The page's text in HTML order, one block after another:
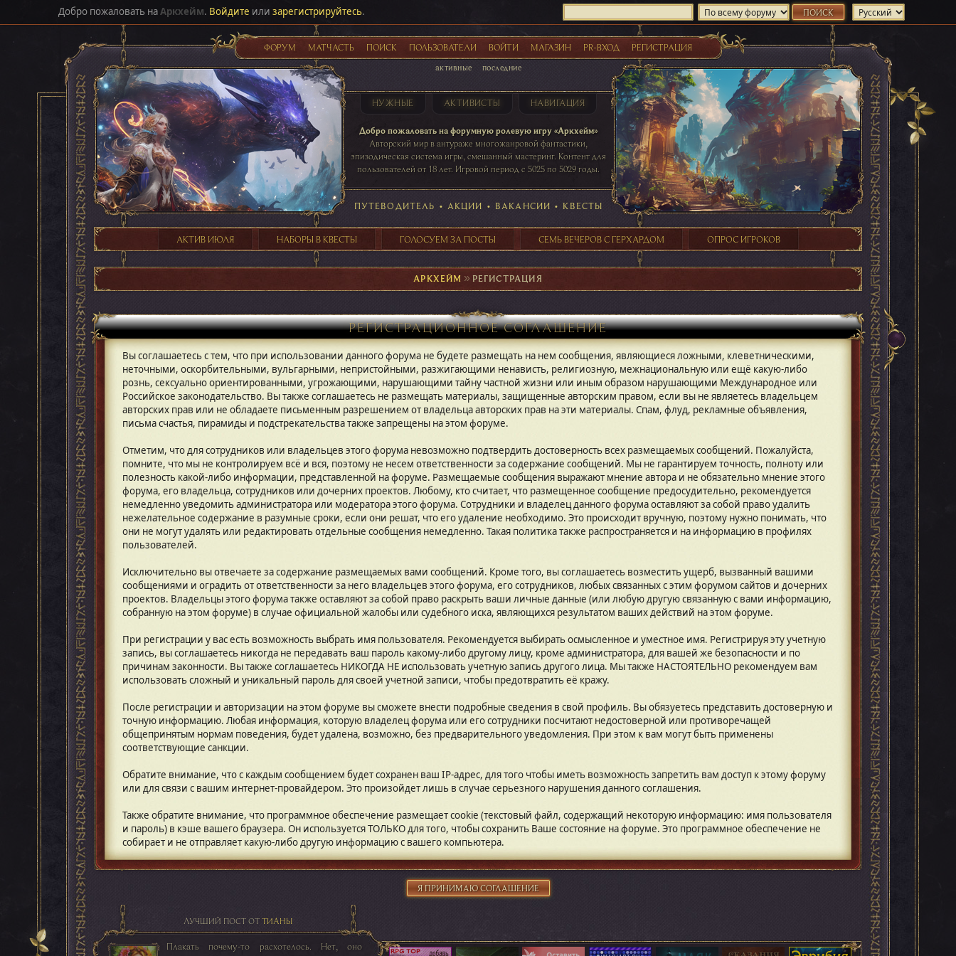
Добро пожаловать наАркхейм. Войдите или зарегистрируйтесь.
ФОРУМ МАТЧАСТЬ ПОИСК ПОЛЬЗОВАТЕЛИ ВОЙТИ МАГАЗИН PR-ВХОД РЕГИСТРАЦИЯ
активные последние
НУЖНЫЕ АКТИВИСТЫ НАВИГАЦИЯ
Добро пожаловать на форумную ролевую игру «Аркхейм»
Авторский мир в антураже многожанровой фантастики,
эпизодическая система игры, смешанный мастеринг. Контент для
пользователей от 18 лет. Игровой период с 5025 по 5029 годы.
таблице игровой активности
41 ПОСТОВ 31 ПОСТОВ 29 ПОСТОВ 24 ПОСТОВ
ПУТЕВОДИТЕЛЬ • АКЦИИ • ВАКАНСИИ • КВЕСТЫ
АКТИВ ИЮЛЯ НАБОРЫ В КВЕСТЫ ГОЛОСУЕМ ЗА ПОСТЫ СЕМЬ ВЕЧЕРОВ С ГЕРХАРДОМ ОПРОС ИГРОКОВ
АРКХЕЙМ ►РЕГИСТРАЦИЯ
РЕГИСТРАЦИОННОЕ СОГЛАШЕНИЕ
Вы соглашаетесь с тем, что при использовании данного форума не будете размещать на нем сообщения, являющиеся ложными, клеветническими,
неточными, оскорбительными, вульгарными, непристойными, разжигающими ненависть, религиозную, межнациональную или ещё какую-либо
рознь, сексуально ориентированными, угрожающими, нарушающими тайну частной жизни или иным образом нарушающими Международное или
Российское законодательство. Вы также соглашаетесь не размещать материалы, защищенные авторским правом, если вы не являетесь владельцем
авторских прав или не обладаете письменным разрешением от владельца авторских прав на эти материалы. Спам, флуд, рекламные объявления,
письма счастья, пирамиды и подстрекательства также запрещены на этом форуме.
Отметим, что для сотрудников или владельцев этого форума невозможно подтвердить достоверность всех размещаемых сообщений. Пожалуйста,
помните, что мы не контролируем всё и вся, поэтому не несем ответственности за содержание сообщений. Мы не гарантируем точность, полноту или
полезность какой-либо информации, представленной на форуме. Размещаемые сообщения выражают мнение автора и не обязательно мнение этого
форума, его владельца, сотрудников или дочерних проектов. Любому, кто считает, что размещенное сообщение предосудительно, рекомендуется
немедленно уведомить администратора или модератора этого форума. Сотрудники и владелец данного форума оставляют за собой право удалить
нежелательное содержание в разумные сроки, если они решат, что его удаление необходимо. Это происходит вручную, поэтому нужно понимать, что
они не могут удалять или редактировать отдельные сообщения немедленно. Такая политика также распространяется и на информацию в профилях
пользователей.
Исключительно вы отвечаете за содержание размещаемых вами сообщений. Кроме того, вы соглашаетесь возместить ущерб, вызванный вашими
сообщениями и оградить от ответственности за него владельцев этого форума, его сотрудников, любых связанных с этим форумом сайтов и дочерних
проектов. Владельцы этого форума также оставляют за собой право раскрыть ваши личные данные (или любую другую связанную с вами информацию,
собранную на этом форуме) в случае официальной жалобы или судебного иска, являющихся результатом ваших действий на этом форуме.
При регистрации у вас есть возможность выбрать имя пользователя. Рекомендуется выбирать осмысленное и уместное имя. Регистрируя эту учетную
запись, вы соглашаетесь никогда не передавать ваш пароль какому-либо другому лицу, кроме администратора, для вашей же безопасности и по
причинам законности. Вы также соглашаетесь НИКОГДА НЕ использовать учетную запись другого лица. Мы также НАСТОЯТЕЛЬНО рекомендуем вам
использовать сложный и уникальный пароль для своей учетной записи, чтобы предотвратить её кражу.
После регистрации и авторизации на этом форуме вы сможете внести подробные сведения в свой профиль. Вы обязуетесь представить достоверную и
точную информацию. Любая информация, которую владелец форума или его сотрудники посчитают недостоверной или противоречащей
общепринятым нормам поведения, будет удалена, возможно, без предварительного уведомления. При этом к вам могут быть применены
соответствующие санкции.
Обратите внимание, что с каждым сообщением будет сохранен ваш IP-адрес, для того чтобы иметь возможность запретить вам доступ к этому форуму
или для связи с вашим интернет-провайдером. Это произойдет лишь в случае серьезного нарушения данного соглашения.
Также обратите внимание, что программное обеспечение размещает cookie (текстовый файл, содержащий некоторую информацию: имя пользователя
и пароль) в кэше вашего браузера. Он используется ТОЛЬКО для того, чтобы сохранить Ваше состояние на форуме. Это программное обеспечение не
собирает и не отправляет какую-либо другую информацию с вашего компьютера.
ЛУЧШИЙ ПОСТ ОТ ТИАНЫ
Плакать почему-то расхотелось. Нет, оно